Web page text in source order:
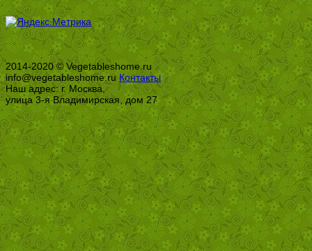
2014-2020 © Vegetableshome.ru
info@vegetableshome.ruКонтакты
Наш адрес: г. Москва,
улица 3-я Владимирская, дом 27